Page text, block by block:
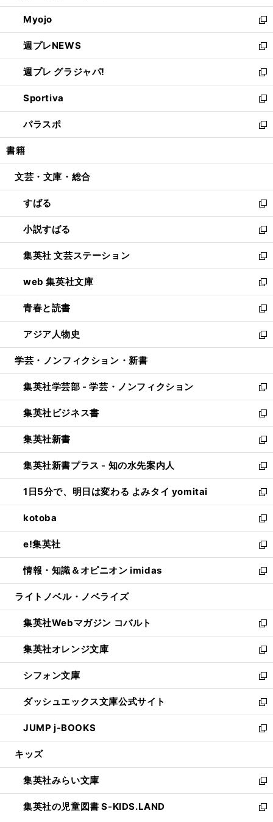
開
く
ウ
で
開
く
ン
ド
ウ
で
開
く
ウ
ィ
ン
ド
ウ
で
開
く
Myojo
新
し
い
ウ
ィ
ン
ド
ウ
で
開
週プレNEWS
新
し
い
ウ
ィ
ン
ド
ウ
開
週プレ グラジャパ!
新
し
い
ウ
ィ
ン
ウ
開
く
Sportiva
新
し
い
ウ
ン
ウ
で
開
く
パラスポ
新
し
ウ
ン
ド
ウ
で
開
く
書籍
文芸・文庫・総合
すばる
新
し
い
ウ
ィ
ン
ド
ウ
で
開
く
小説すばる
新
し
い
ウ
ィ
ン
ド
ウ
で
開
集英社 文芸ステーション
新
し
い
ウ
ィ
ン
ド
ウ
開
く
web 集英社文庫
新
し
い
ウ
ィ
ン
ウ
で
開
く
青春と読書
新
し
い
ウ
ン
ド
ウ
で
開
く
アジア人物史
新
し
ウ
ィ
ン
ド
ウ
で
開
く
学芸・ノンフィクション・新書
集英社学芸部 - 学芸・ノンフィクション
新
し
い
ウ
ィ
ン
ド
ウ
で
開
く
集英社ビジネス書
新
し
い
ウ
ィ
ン
ド
ウ
で
開
く
集英社新書
新
し
い
ウ
ィ
ン
ド
ウ
で
開
く
集英社新書プラス - 知の水先案内人
新
し
い
ウ
ィ
ン
ド
ウ
で
開
1日5分で、明日は変わる よみタイ yomitai
新
し
い
ウ
ィ
ン
ド
ウ
開
く
kotoba
新
し
い
ウ
ィ
ン
ウ
で
開
く
e!集英社
新
し
い
ウ
ン
ド
ウ
で
開
く
情報・知識＆オピニオン imidas
新
し
ウ
ィ
ン
ド
ウ
で
開
く
ライトノベル・ノベライズ
集英社Webマガジン コバルト
新
し
い
ウ
ィ
ン
ド
ウ
で
開
集英社オレンジ文庫
新
し
い
ウ
ィ
ン
ド
ウ
開
く
シフォン文庫
新
し
い
ウ
ィ
ン
ウ
で
開
く
ダッシュエックス文庫公式サイト
新
し
い
ウ
ン
ド
ウ
で
JUMP j-BOOKS
新
し
ウ
ィ
ン
ド
キッズ
集英社みらい文庫
新
し
い
集英社の児童図書 S-KIDS.LAND
新